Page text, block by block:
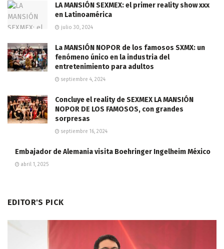
LA MANSIÓN SEXMEX: el primer reality show xxx
en Latinoamérica
julio 30, 2024
La MANSIÓN NOPOR de los famosos SXMX: un
fenómeno único en la industria del
entretenimiento para adultos
septiembre 4, 2024
Concluye el reality de SEXMEX LA MANSIÓN
NOPOR DE LOS FAMOSOS, con grandes
sorpresas
septiembre 16, 2024
Embajador de Alemania visita Boehringer Ingelheim México
abril 1, 2025
EDITOR'S PICK